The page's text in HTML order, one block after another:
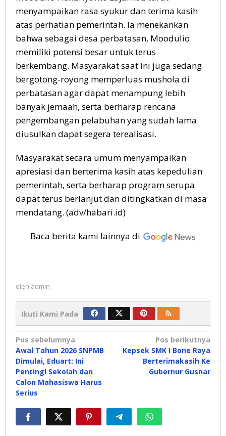
menyampaikan rasa syukur dan terima kasih
atas perhatian pemerintah. Ia menekankan
bahwa sebagai desa perbatasan, Moodulio
memiliki potensi besar untuk terus
berkembang. Masyarakat saat ini juga sedang
bergotong-royong memperluas mushola di
perbatasan agar dapat menampung lebih
banyak jemaah, serta berharap rencana
pengembangan pelabuhan yang sudah lama
diusulkan dapat segera terealisasi.
Masyarakat secara umum menyampaikan
apresiasi dan berterima kasih atas kepedulian
pemerintah, serta berharap program serupa
dapat terus berlanjut dan ditingkatkan di masa
mendatang. (adv/habari.id)
Baca berita kami lainnya di
oleh admin
Ikuti Kami Pada
Navigasi
pos
Pos sebelumnya
Awal Tahun 2026 SNPMB
Dimulai, Eduart: Ini
Penting! Sekolah dan
Calon Mahasiswa Harus
Serius
Pos berikutnya
Kepsek SMK I Bone Raya
Berterimakasih Ke
Gubernur Gusnar